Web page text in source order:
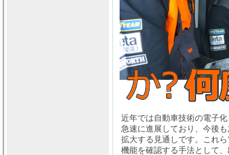
近年では自動車技術の電子化
急速に進展しており、今後も
拡大する見通しです。これら
機能を確認する手法として、